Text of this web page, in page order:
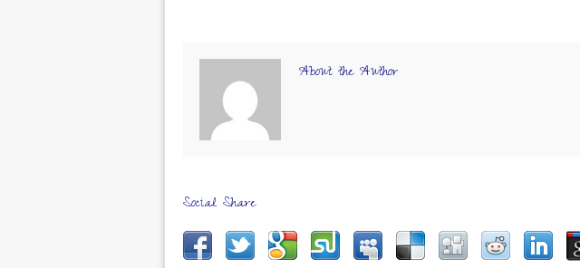
About the Author
Social Share